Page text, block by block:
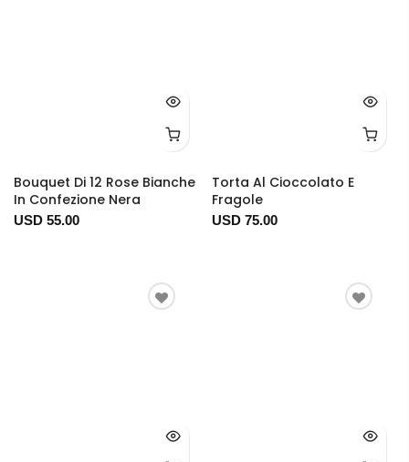
Bouquet Di 12 Rose Bianche
In Confezione Nera
USD 55.00
Torta Al Cioccolato E
Fragole
USD 75.00